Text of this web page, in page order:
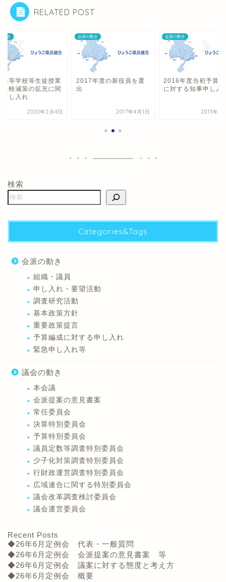
RELATED POST
動き
高等学校等生徒授業
担軽減策の拡充に関
申し入れ
2020年2月4日
会派の動き
2017年度の新役員を選
出
2017年4月1日
会派の動き
2016年度当初予算
に対する知事申し入
2015年11
検索
Categories&Tags
会派の動き
組織・議員
申し入れ・要望活動
調査研究活動
基本政策方針
重要政策提言
予算編成に対する申し入れ
緊急申し入れ等
議会の動き
本会議
会派提案の意見書案
常任委員会
決算特別委員会
予算特別委員会
議員定数等調査特別委員会
少子化対策調査特別委員会
行財政運営調査特別委員会
広域連合に関する特別委員会
議会改革調査検討委員会
議会運営委員会
Recent Posts
◆26年6月定例会 代表・一般質問
◆26年6月定例会 会派提案の意見書案 等
◆26年6月定例会 議案に対する態度と考え方
◆26年6月定例会 概要